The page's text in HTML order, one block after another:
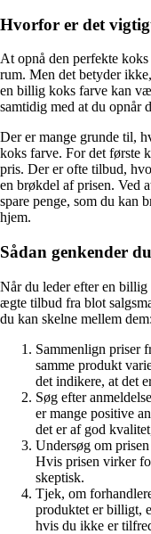
Hvorfor er det
At opnå den perfekte
rum. Men det betyder
en billig koks farve kan
samtidig med at du opnår
Der er mange grunde til,
koks farve. For det første
pris. Der er ofte tilbud,
en brøkdel af prisen. Ved
spare penge, som du kan
hjem.
Sådan genkender
Når du leder efter en
ægte tilbud fra blot
du kan skelne mellem dem:
Sammenlign priser
samme produkt
det indikere, at det
Søg efter
er mange positive
det er af god
Undersøg om
Hvis prisen virker
skeptisk.
Tjek, om
produktet er billigt,
hvis du ikke er